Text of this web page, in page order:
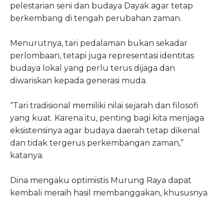
pelestarian seni dan budaya Dayak agar tetap
berkembang di tengah perubahan zaman.
Menurutnya, tari pedalaman bukan sekadar
perlombaan, tetapi juga representasi identitas
budaya lokal yang perlu terus dijaga dan
diwariskan kepada generasi muda.
“Tari tradisional memiliki nilai sejarah dan filosofi
yang kuat. Karena itu, penting bagi kita menjaga
eksistensinya agar budaya daerah tetap dikenal
dan tidak tergerus perkembangan zaman,”
katanya.
Dina mengaku optimistis Murung Raya dapat
kembali meraih hasil membanggakan, khususnya